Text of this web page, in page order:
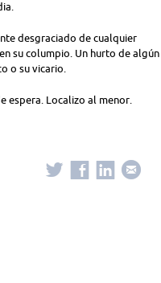
desgraciado de cualquier
su columpio. Un hurto de algún
o su vicario.
espera. Localizo al menor.